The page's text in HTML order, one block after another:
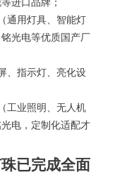
（通用灯具、智能灯
光电等优质国产厂
、指示灯、亮化设
（工业照明、无人机
电，定制化适配才
已完成全面